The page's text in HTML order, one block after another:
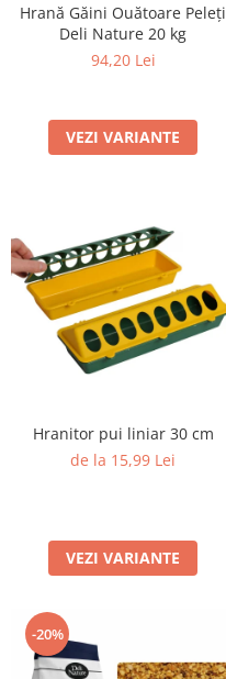
Hrană Găini Ouătoare Peleți
Deli Nature 20 kg
94,20 Lei
VEZI VARIANTE
Hranitor pui liniar 30 cm
de la 15,99 Lei
VEZI VARIANTE
-20%